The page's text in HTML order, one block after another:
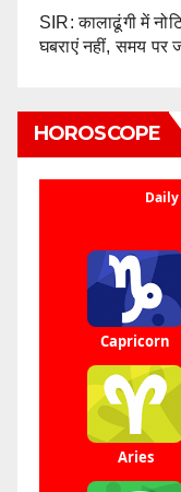
SIR: कालाढूंगी में
घबराएं नहीं, समय
HOROSCOPE